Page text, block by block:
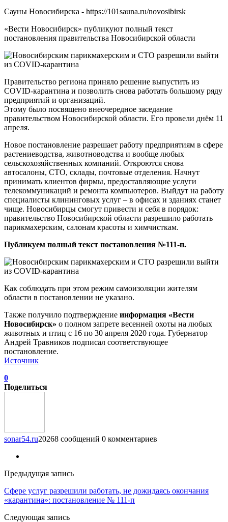
Сауны Новосибирска - https://101sauna.ru/novosibirsk
«Вести Новосибирск» публикуют полный текст
постановления правительства Новосибирской области
Правительство региона приняло решение выпустить из
COVID-карантина и позволить снова работать большому ряду
предприятий и организаций.
Этому было посвящено внеочередное заседание
правительством Новосибирской области. Его провели днём 11
апреля.
Новое постановление разрешает работу предприятиям в сфере
растениеводства, животноводства и вообще любых
сельскохозяйственных компаний. Откроются снова
автосалоны, СТО, склады, почтовые отделения. Начнут
принимать клиентов фирмы, предоставляющие услуги
телекоммуникаций и ремонта компьютеров. Выйдут на работу
специалисты клининговых услуг – в офисах и зданиях станет
чище. Новосибирцы смогут привести и себя в порядок:
правительство Новосибирской области разрешило работать
парикмахерским, салонам красоты и химчисткам.
Публикуем полный текст постановления №111-п.
Как соблюдать при этом режим самоизоляции жителям
области в постановлении не указано.
Также получило подтверждение информация «Вести
Новосибирск» о полном запрете весенней охоты на любых
животных и птиц с 16 по 30 апреля 2020 года. Губернатор
Андрей Травников подписал соответствующее
постановление.
Источник
0
Поделиться
sonar54.ru20268 сообщений 0 комментариев
Предыдущая запись
Сфере услуг разрешили работать, не дожидаясь окончания
«карантина»: постановление № 111-п
Следующая запись